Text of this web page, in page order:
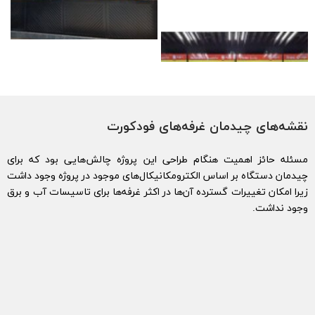
چیدمان غرفه‌های فودکورت
حائز اهمیت هنگام طراحی این پروژه چالش‌هایی بود که برای
دستگاه بر اساس الکترومکانیکال‌های موجود در پروژه وجود داشت
امکان تغییرات گسترده آن‌ها در اکثر غرفه‌ها برای تاسیسات آب و برق
نداشت.
طراحی آشپزخانه صنعتی